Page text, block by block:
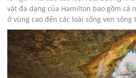
vật đa dạng của Hamilton bao gồm cả
ở vùng cao đến các loài sống ven